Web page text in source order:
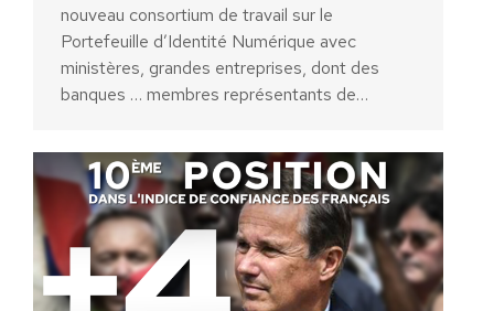
nouveau consortium de travail sur le
Portefeuille d’Identité Numérique avec
ministères, grandes entreprises, dont des
banques … membres représentants de…